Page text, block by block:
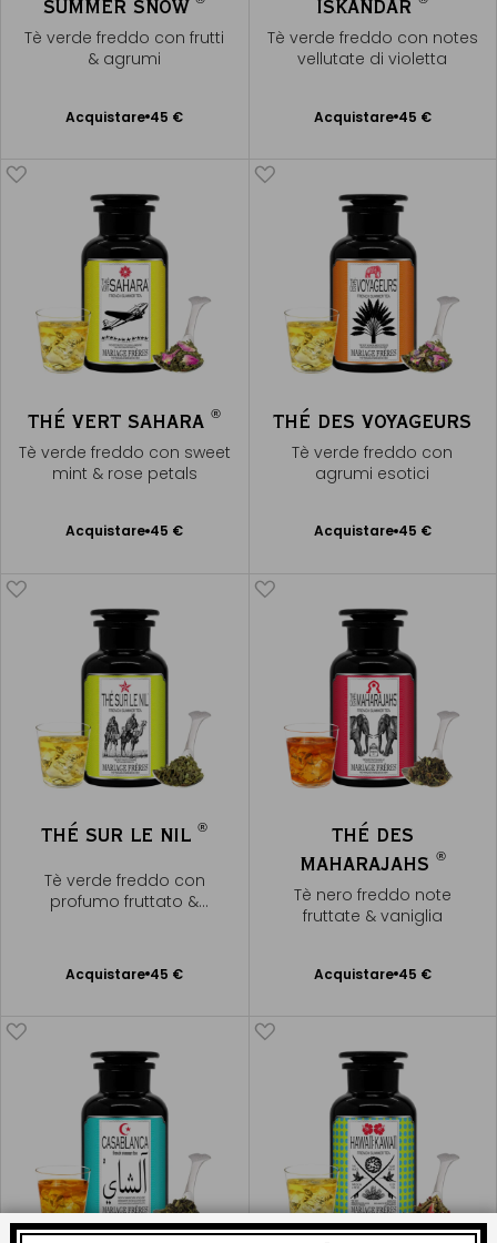
SUMMER SNOW
Tè verde freddo con frutti
& agrumi
Acquistare 45 €
Aggiungere
ISKANDAR
Tè verde freddo con notes
vellutate di violetta
Acquistare 45 €
Aggiungere
THÉ VERT SAHARA®
Tè verde freddo con sweet
mint & rose petals
Acquistare 45 €
Aggiungere
THÉ DES VOYAGEURS
Tè verde freddo con
agrumi esotici
Acquistare 45 €
Aggiungere
THÉ SUR LE NIL®
Tè verde freddo con
profumo fruttato &
Acquistare 45 €
Aggiungere
THÉ DES
MAHARAJAHS ®
Tè nero freddo note
fruttate & vaniglia
Acquistare 45 €
Aggiungere